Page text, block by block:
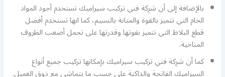
بالإضافة إلى أن شرِكة فني تركيب سيراميك تستخدم أجود المواد
الخام التي تتميز بالقوة والمتانة بالنسيم، كما انها تستخدم أفضل
قطع البلاط التي تتميز بقوتها وقدرتها على تحمل أصعب الظروف
المناخية.
كما أن شرِكة فني تركيب سيراميك بإمكانها تركيب جميع أنواع
السيراميك الفاتحة والداكنة على حسب ما يتماشى مع ذوق العميل.